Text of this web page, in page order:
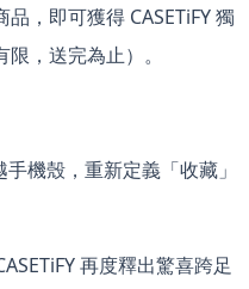
，即可獲得 CASETiFY 獨
，送完為止）。
手機殼，重新定義「收藏」
再度釋出驚喜跨足